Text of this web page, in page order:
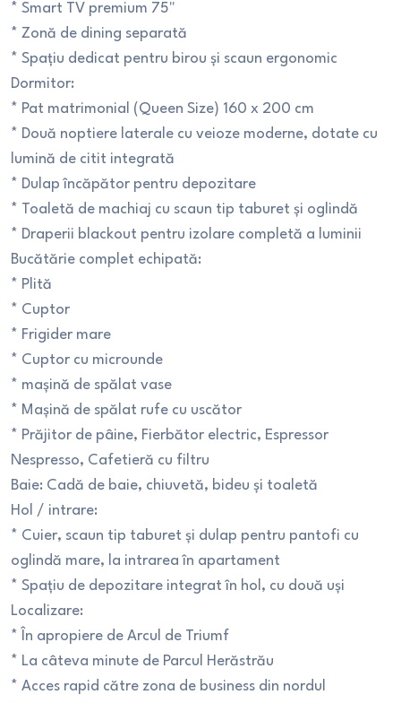
* Smart TV premium 75"
* Zonă de dining separată
* Spațiu dedicat pentru birou și scaun ergonomic
Dormitor:
* Pat matrimonial (Queen Size) 160 x 200 cm
* Două noptiere laterale cu veioze moderne, dotate cu
lumină de citit integrată
* Dulap încăpător pentru depozitare
* Toaletă de machiaj cu scaun tip taburet și oglindă
* Draperii blackout pentru izolare completă a luminii
Bucătărie complet echipată:
* Plită
* Cuptor
* Frigider mare
* Cuptor cu microunde
* mașină de spălat vase
* Mașină de spălat rufe cu uscător
* Prăjitor de pâine, Fierbător electric, Espressor
Nespresso, Cafetieră cu filtru
Baie: Cadă de baie, chiuvetă, bideu și toaletă
Hol / intrare:
* Cuier, scaun tip taburet și dulap pentru pantofi cu
oglindă mare, la intrarea în apartament
* Spațiu de depozitare integrat în hol, cu două uși
Localizare:
* În apropiere de Arcul de Triumf
* La câteva minute de Parcul Herăstrău
* Acces rapid către zona de business din nordul